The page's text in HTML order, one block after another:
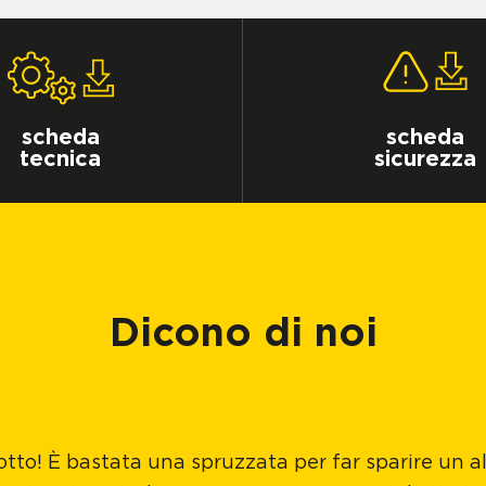
scheda
tecnica
scheda
sicurezza
Dicono di noi
È bastata una spruzzata per far sparire un